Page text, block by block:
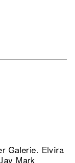
Galerie. Elvira
Mark